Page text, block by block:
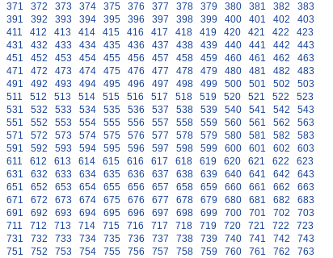
371 372 373 374 375 376 377 378 379 380 381 382
383
391 392 393 394 395 396 397 398 399 400 401 402
403
411 412 413 414 415 416 417 418 419 420 421 422
423
431 432 433 434 435 436 437 438 439 440 441 442
443
451 452 453 454 455 456 457 458 459 460 461 462
463
471 472 473 474 475 476 477 478 479 480 481 482
483
491 492 493 494 495 496 497 498 499 500 501 502
503
511 512 513 514 515 516 517 518 519 520 521 522
523
531 532 533 534 535 536 537 538 539 540 541 542
543
551 552 553 554 555 556 557 558 559 560 561 562
563
571 572 573 574 575 576 577 578 579 580 581 582
583
591 592 593 594 595 596 597 598 599 600 601 602
603
611 612 613 614 615 616 617 618 619 620 621 622
623
631 632 633 634 635 636 637 638 639 640 641 642
643
651 652 653 654 655 656 657 658 659 660 661 662
663
671 672 673 674 675 676 677 678 679 680 681 682
683
691 692 693 694 695 696 697 698 699 700 701 702
703
711 712 713 714 715 716 717 718 719 720 721 722
723
731 732 733 734 735 736 737 738 739 740 741 742
743
751 752 753 754 755 756 757 758 759 760 761 762
763